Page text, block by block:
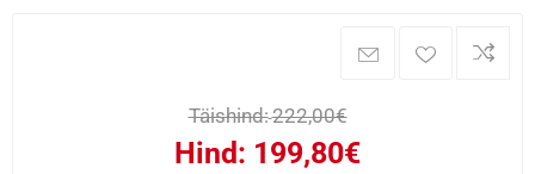
Täishind:222,00€
Hind: 199,80€